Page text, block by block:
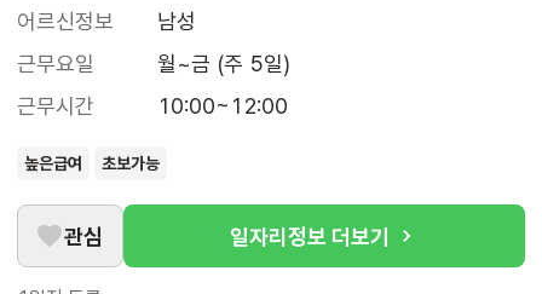
어르신정보
남성
근무요일
월~금 (주 5일)
근무시간
10:00~12:00
높은급여 초보가능
관심 일자리정보 더보기